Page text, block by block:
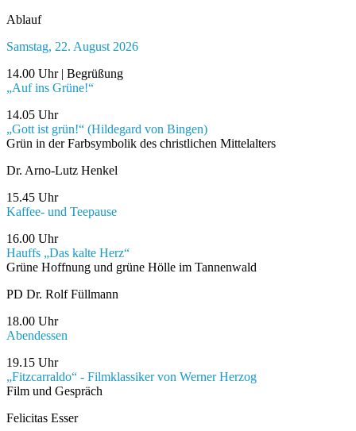
Ablauf
Samstag, 22. August 2026
14.00 Uhr | Begrüßung
„Auf ins Grüne!“
14.05 Uhr
„Gott ist grün!“ (Hildegard von Bingen)
Grün in der Farbsymbolik des christlichen Mittelalters
Dr. Arno-Lutz Henkel
15.45 Uhr
Kaffee- und Teepause
16.00 Uhr
Hauffs „Das kalte Herz“
Grüne Hoffnung und grüne Hölle im Tannenwald
PD Dr. Rolf Füllmann
18.00 Uhr
Abendessen
19.15 Uhr
„Fitzcarraldo“ - Filmklassiker von Werner Herzog
Film und Gespräch
Felicitas Esser